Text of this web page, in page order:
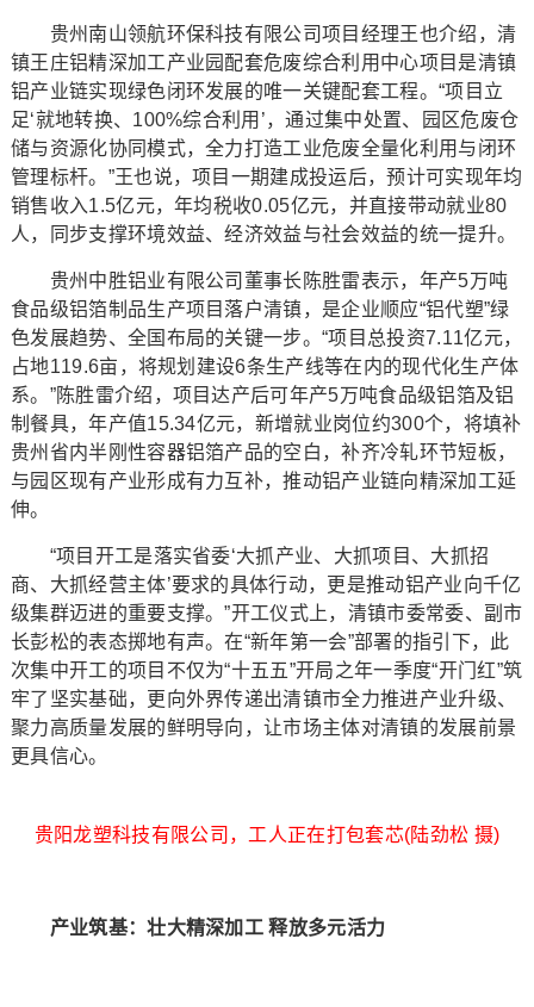
贵州南山领航环保科技有限公司项目经理王也介绍，清
镇王庄铝精深加工产业园配套危废综合利用中心项目是清镇
铝产业链实现绿色闭环发展的唯一关键配套工程。“项目立
足‘就地转换、100%综合利用’，通过集中处置、园区危废仓
储与资源化协同模式，全力打造工业危废全量化利用与闭环
管理标杆。”王也说，项目一期建成投运后，预计可实现年均
销售收入1.5亿元，年均税收0.05亿元，并直接带动就业80
人，同步支撑环境效益、经济效益与社会效益的统一提升。
贵州中胜铝业有限公司董事长陈胜雷表示，年产5万吨
食品级铝箔制品生产项目落户清镇，是企业顺应“铝代塑”绿
色发展趋势、全国布局的关键一步。“项目总投资7.11亿元，
占地119.6亩，将规划建设6条生产线等在内的现代化生产体
系。”陈胜雷介绍，项目达产后可年产5万吨食品级铝箔及铝
制餐具，年产值15.34亿元，新增就业岗位约300个，将填补
贵州省内半刚性容器铝箔产品的空白，补齐冷轧环节短板，
与园区现有产业形成有力互补，推动铝产业链向精深加工延
伸。
“项目开工是落实省委‘大抓产业、大抓项目、大抓招
商、大抓经营主体’要求的具体行动，更是推动铝产业向千亿
级集群迈进的重要支撑。”开工仪式上，清镇市委常委、副市
长彭松的表态掷地有声。在“新年第一会”部署的指引下，此
次集中开工的项目不仅为“十五五”开局之年一季度“开门红”筑
牢了坚实基础，更向外界传递出清镇市全力推进产业升级、
聚力高质量发展的鲜明导向，让市场主体对清镇的发展前景
更具信心。
贵阳龙塑科技有限公司，工人正在打包套芯(陆劲松 摄)
产业筑基：壮大精深加工 释放多元活力